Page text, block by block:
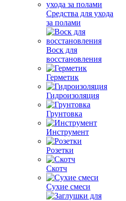
Средства для ухода
за полами
Воск для
восстановления
Герметик
Гидроизоляция
Грунтовка
Инструмент
Розетки
Скотч
Сухие смеси